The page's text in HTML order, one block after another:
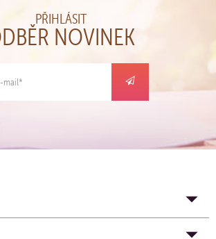
PŘIHLÁSIT
NOVINEK